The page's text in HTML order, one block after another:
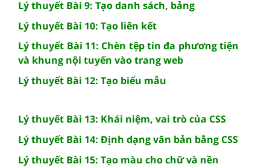
Lý thuyết Bài 9: Tạo danh sách, bảng
Lý thuyết Bài 10: Tạo liên kết
Lý thuyết Bài 11: Chèn tệp tin đa phương tiện
và khung nội tuyến vào trang web
Lý thuyết Bài 12: Tạo biểu mẫu
Lý thuyết Bài 13: Khái niệm, vai trò của CSS
Lý thuyết Bài 14: Định dạng văn bản bằng CSS
Lý thuyết Bài 15: Tạo màu cho chữ và nền